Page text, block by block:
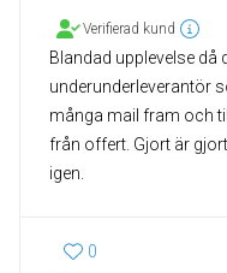
Verifierad kund
Blandad upplevelse då
underunderleverantör
många mail fram och
från offert. Gjort är
igen.
0